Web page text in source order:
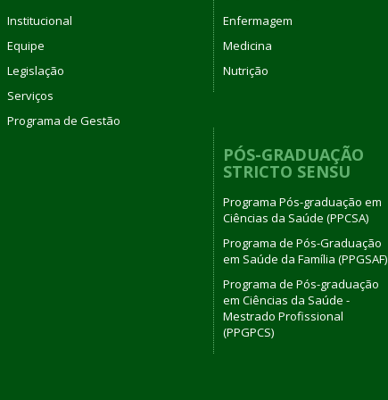
Institucional
Equipe
Legislação
Serviços
Programa de Gestão
Enfermagem
Medicina
Nutrição
PÓS-GRADUAÇÃO
STRICTO SENSU
Programa Pós-graduação em
Ciências da Saúde (PPCSA)
Programa de Pós-Graduação
em Saúde da Família (PPGSAF)
Programa de Pós-graduação
em Ciências da Saúde -
Mestrado Profissional
(PPGPCS)